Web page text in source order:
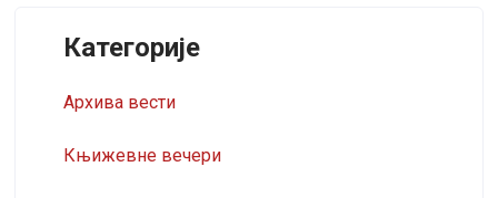
Категорије
Архива вести
Књижевне вечери